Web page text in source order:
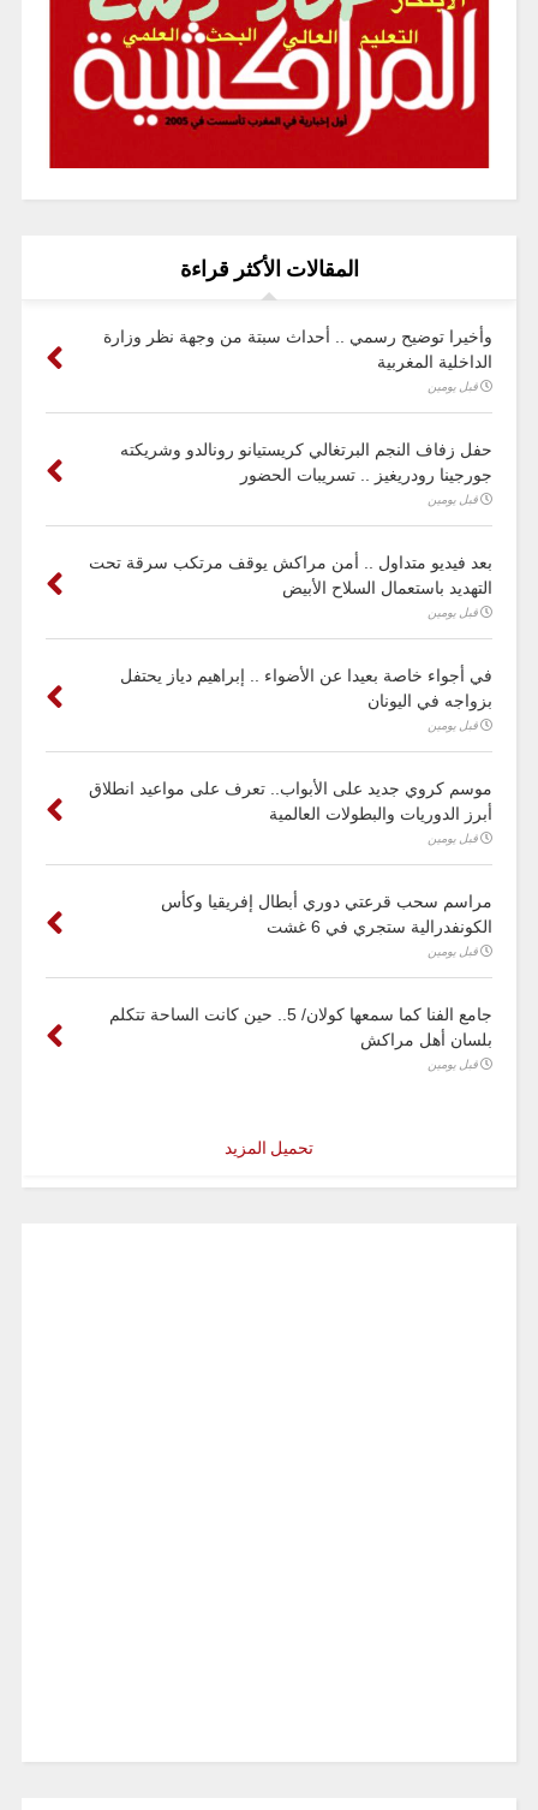
المقالات الأكثر قراءة
وأخيرا توضيح رسمي .. أحداث سبتة من وجهة نظر وزارة
الداخلية المغربية
قبل يومين
حفل زفاف النجم البرتغالي كريستيانو رونالدو وشريكته
جورجينا رودريغيز .. تسريبات الحضور
قبل يومين
بعد فيديو متداول .. أمن مراكش يوقف مرتكب سرقة تحت
التهديد باستعمال السلاح الأبيض
قبل يومين
في أجواء خاصة بعيدا عن الأضواء .. إبراهيم دياز يحتفل
بزواجه في اليونان
قبل يومين
موسم كروي جديد على الأبواب.. تعرف على مواعيد انطلاق
أبرز الدوريات والبطولات العالمية
قبل يومين
مراسم سحب قرعتي دوري أبطال إفريقيا وكأس
الكونفدرالية ستجري في 6 غشت
قبل يومين
جامع الفنا كما سمعها كولان/ 5.. حين كانت الساحة تتكلم
بلسان أهل مراكش
قبل يومين
تحميل المزيد